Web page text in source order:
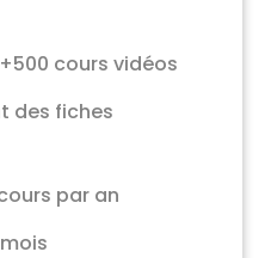
cours vidéos
des fiches
par an